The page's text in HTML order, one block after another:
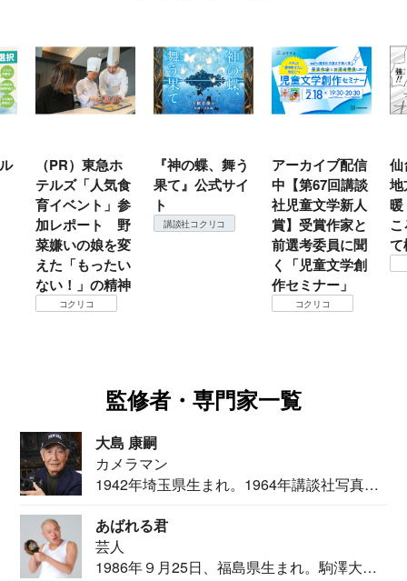
（PR）東急ホ
テルズ「人気食
育イベント」参
加レポート 野
菜嫌いの娘を変
えた「もったい
ない！」の精神
コクリコ
『神の蝶、舞う
果て』公式サイ
ト
講談社コクリコ
アーカイブ配信
中【第67回講談
社児童文学新人
賞】受賞作家と
前選考委員に聞
く「児童文学創
作セミナー」
コクリコ
仙
地
て
監修者・専門家一覧
大島 康嗣
カメラマン
1942年埼玉県生まれ。1964年講談社写真部
あばれる君
芸人
1986年９月25日、福島県生まれ。駒澤大学